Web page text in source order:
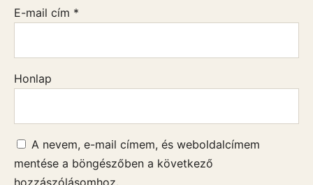
E-mail cím *
Honlap
A nevem, e-mail címem, és weboldalcímem
mentése a böngészőben a következő